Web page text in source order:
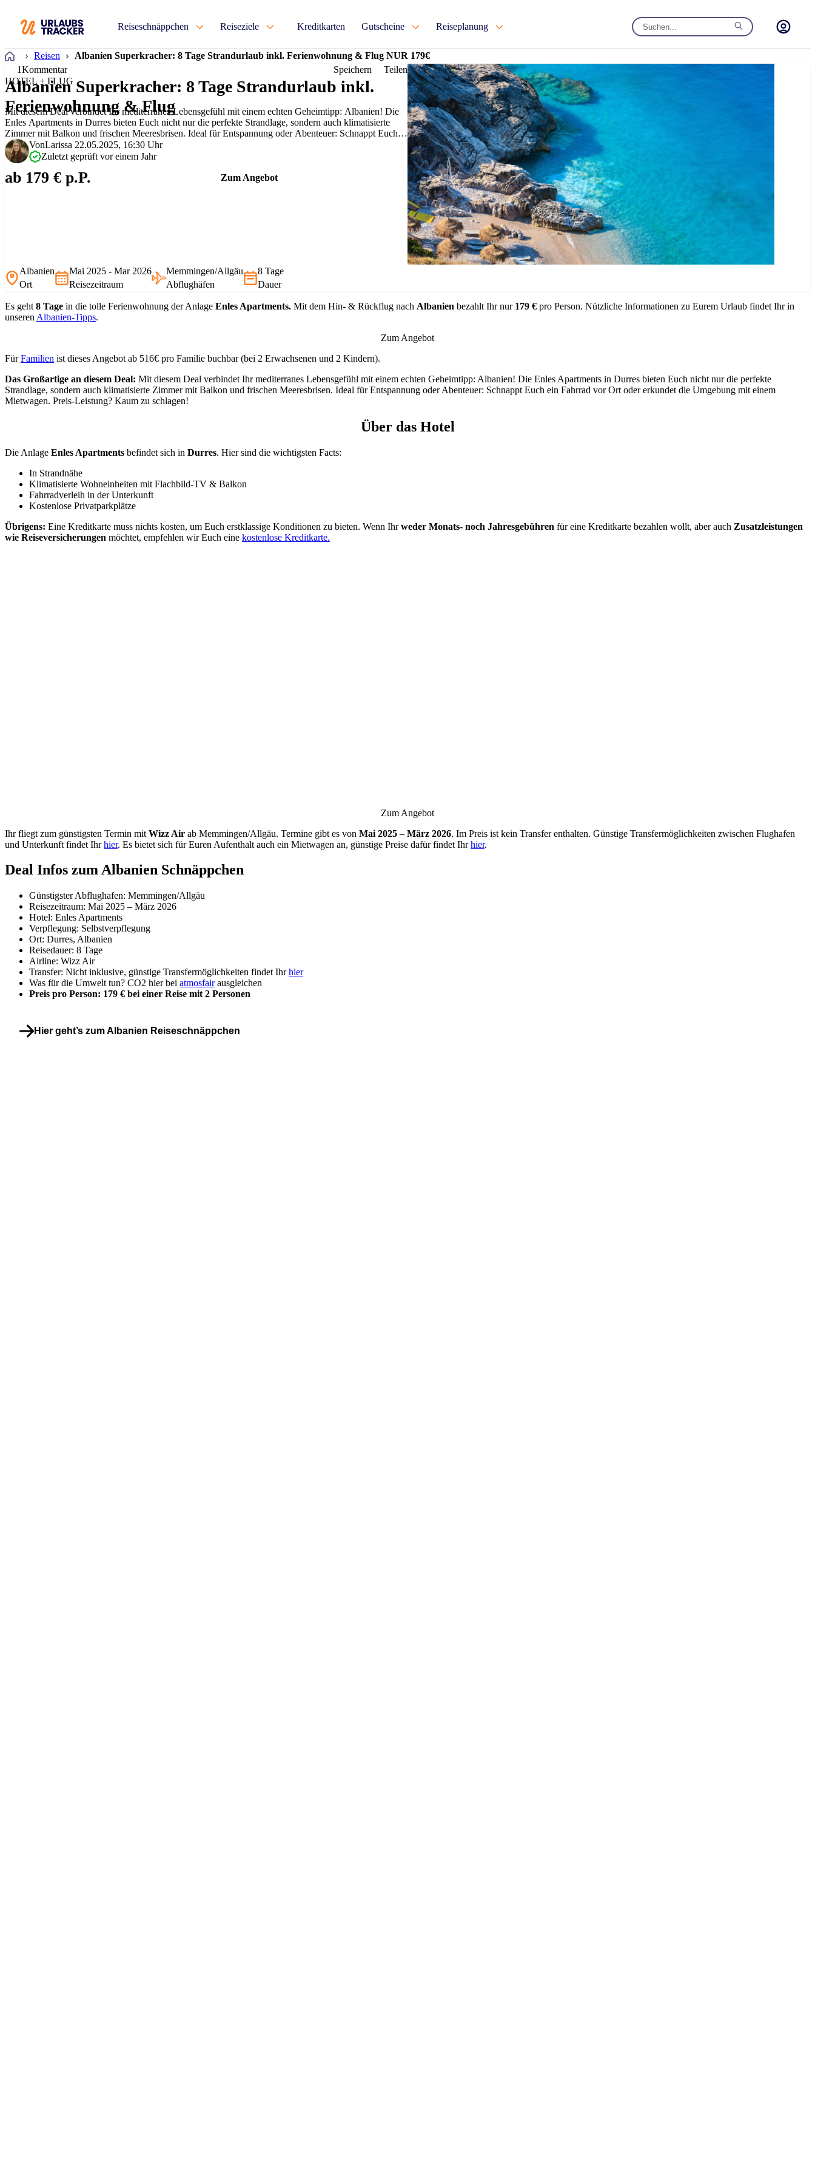
Reiseschnäppchen Reiseziele Kreditkarten Gutscheine Reiseplanung
Startseite
Reisen
Albanien Superkracher: 8 Tage Strandurlaub inkl. Ferienwohnung & Flug NUR 179€
1Kommentar Speichern
Teilen
HOTEL + FLUG
Albanien Superkracher: 8 Tage Strandurlaub inkl.
Ferienwohnung & Flug
Mit diesem Deal verbindet Ihr mediterranes Lebensgefühl mit einem echten Geheimtipp: Albanien! Die
Enles Apartments in Durres bieten Euch nicht nur die perfekte Strandlage, sondern auch klimatisierte
Zimmer mit Balkon und frischen Meeresbrisen. Ideal für Entspannung oder Abenteuer: Schnappt Euch
ein Fahrrad vor Ort oder erk…
VonLarissa 22.05.2025, 16:30 Uhr
Zuletzt geprüft vor einem Jahr
ab 179 € p.P. Zum Angebot
Albanien
Ort
Mai 2025 - Mar 2026
Reisezeitraum
Memmingen/Allgäu
Abflughäfen
8 Tage
Dauer
Es geht 8 Tage in die tolle Ferienwohnung der Anlage Enles Apartments. Mit dem Hin- & Rückflug nach Albanien bezahlt Ihr nur 179 € pro Person. Nützliche Informationen zu Eurem Urlaub findet Ihr in
unseren Albanien-Tipps.
Zum Angebot
FürFamilien ist dieses Angebot ab 516€ pro Familie buchbar (bei 2 Erwachsenen und 2 Kindern).
Das Großartige an diesem Deal: Mit diesem Deal verbindet Ihr mediterranes Lebensgefühl mit einem echten Geheimtipp: Albanien! Die Enles Apartments in Durres bieten Euch nicht nur die perfekte
Strandlage, sondern auch klimatisierte Zimmer mit Balkon und frischen Meeresbrisen. Ideal für Entspannung oder Abenteuer: Schnappt Euch ein Fahrrad vor Ort oder erkundet die Umgebung mit einem
Mietwagen. Preis-Leistung? Kaum zu schlagen!
Über das Hotel
Die Anlage Enles Apartments befindet sich in Durres. Hier sind die wichtigsten Facts:
In Strandnähe
Klimatisierte Wohneinheiten mit Flachbild-TV & Balkon
Fahrradverleih in der Unterkunft
Kostenlose Privatparkplätze
Übrigens: Eine Kreditkarte muss nichts kosten, um Euch erstklassige Konditionen zu bieten. Wenn Ihrweder Monats- noch Jahresgebühren für eine Kreditkarte bezahlen wollt, aber auch Zusatzleistungen
wie Reiseversicherungen möchtet, empfehlen wir Euch eine kostenlose Kreditkarte.
Zum Angebot
Ihr fliegt zum günstigsten Termin mit Wizz Air ab Memmingen/Allgäu. Termine gibt es von Mai 2025 – März 2026. Im Preis ist kein Transfer enthalten. Günstige Transfermöglichkeiten zwischen Flughafen
und Unterkunft findet Ihrhier. Es bietet sich für Euren Aufenthalt auch ein Mietwagen an, günstige Preise dafür findet Ihrhier.
Deal Infos zum Albanien Schnäppchen
Günstigster Abflughafen: Memmingen/Allgäu
Reisezeitraum: Mai 2025 – März 2026
Hotel: Enles Apartments
Verpflegung: Selbstverpflegung
Ort: Durres, Albanien
Reisedauer: 8 Tage
Airline: Wizz Air
Transfer: Nicht inklusive, günstige Transfermöglichkeiten findet Ihrhier
Was für die Umwelt tun? CO2 hier bei atmosfairausgleichen
Preis pro Person: 179 € bei einer Reise mit 2 Personen
Hier geht’s zum Albanien Reiseschnäppchen